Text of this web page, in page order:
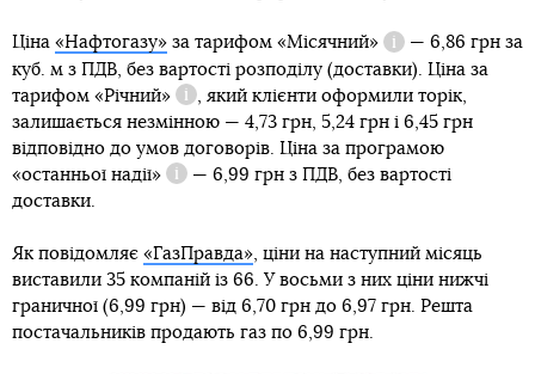
Ціна «Нафтогазу» за тарифом «Місячний»
Довідка
— 6,86 грн за
куб. м з ПДВ, без вартості розподілу (доставки). Ціна за
тарифом «Річний»
Довідка
, який клієнти оформили торік,
залишається незмінною — 4,73 грн, 5,24 грн і 6,45 грн
відповідно до умов договорів. Ціна за програмою
«останньої надії»
Довідка
— 6,99 грн з ПДВ, без вартості
доставки.
Як повідомляє «ГазПравда» , ціни на наступний місяць
виставили 35 компаній із 66. У восьми з них ціни нижчі
граничної (6,99 грн) — від 6,70 грн до 6,97 грн. Решта
постачальників продають газ по 6,99 грн.